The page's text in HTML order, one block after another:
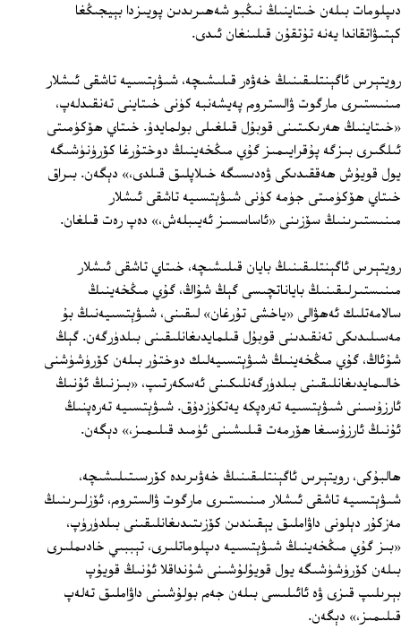
دىپلومات بىلەن خىتاينىڭ نىڭبو شەھىرىدىن پويىزدا بېيجىڭغا
كېتىۋاتقاندا يەنە تۇتقۇن قىلىنغان ئىدى.
رويتېرس ئاگېنتلىقىنىڭ خەۋەر قىلىشىچە، شىۋېتسىيە تاشقى ئىشلار
مىنىستىرى مارگوت ۋالستروم پەيشەنبە كۈنى خىتاينى تەنقىدلەپ،
«خىتاينىڭ ھەرىكىتىنى قوبۇل قىلغىلى بولمايدۇ. خىتاي ھۆكۈمىتى
ئىلگىرى بىزگە پۇقرايىمىز گۇي مىڭخەينىڭ دوختۇرغا كۆرۈنۈشىگە
يول قويۇش ھەققىدىكى ۋەدىسىگە خىلاپلىق قىلدى،» دېگەن. بىراق
خىتاي ھۆكۈمىتى جۈمە كۈنى شىۋېتسىيە تاشقى ئىشلار
مىنىستىرىنىڭ سۆزىنى «ئاساسسىز ئەيىبلەش،» دەپ رەت قىلغان.
رويتېرس ئاگېنتلىقىنىڭ بايان قىلىشىچە، خىتاي تاشقى ئىشلار
مىنىستىرلىقىنىڭ باياناتچىسى گېڭ شۇاڭ، گۇي مىڭخەينىڭ
سالامەتلىك ئەھۋالى «ياخشى تۇرغان» لىقىنى، شىۋېتسىيەنىڭ بۇ
مەسىلىدىكى تەنقىدىنى قوبۇل قىلمايدىغانلىقىنى بىلدۈرگەن. گېڭ
شۇئاڭ، گۇي مىڭخەينىڭ شىۋېتسىيەلىك دوختۇر بىلەن كۆرۈشۈشنى
خالىمايدىغانلىقىنى بىلدۈرگەنلىكىنى ئەسكەرتىپ، «بىزنىڭ ئۇنىڭ
ئارزۇسىنى شىۋېتسىيە تەرەپكە يەتكۈزدۇق. شىۋېتسىيە تەرەپنىڭ
ئۇنىڭ ئارزۇسىغا ھۆرمەت قىلىشىنى ئۈمىد قىلىمىز،» دېگەن.
ھالبۇكى، رويتېرس ئاگېنتلىقىنىڭ خەۋىرىدە كۆرسىتىلىشىچە،
شىۋېتسىيە تاشقى ئىشلار مىنىستىرى مارگوت ۋالستروم، ئۆزلىرىنىڭ
مەزكۇر دېلونى داۋاملىق يېقىندىن كۆزىتىدىغانلىقىنى بىلدۈرۈپ،
«بىز گۇي مىڭخەينىڭ شىۋېتسىيە دىپلوماتلىرى، تېببىي خادىملىرى
بىلەن كۆرۈشۈشىگە يول قويۇلۇشىنى شۇنداقلا ئۇنىڭ قويۇپ
بېرىلىپ قىزى ۋە ئائىلىسى بىلەن جەم بولۇشىنى داۋاملىق تەلەپ
قىلىمىز،» دېگەن.